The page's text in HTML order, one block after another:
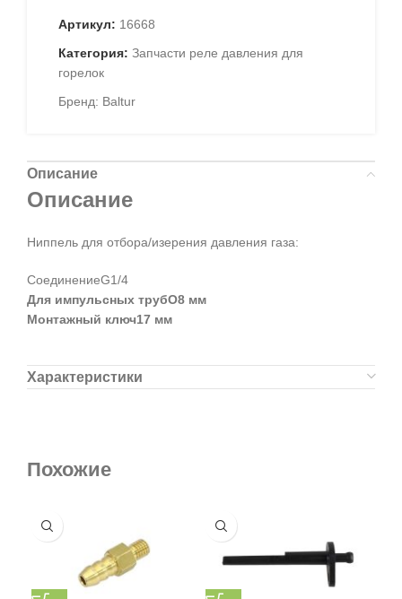
Артикул: 16668
Категория: Запчасти реле давления для
горелок
Бренд: Baltur
Описание
Описание
Ниппель для отбора/изерения давления газа:
СоединениеG1/4
Для импульсных трубO8 мм
Монтажный ключ17 мм
Характеристики
Похожие